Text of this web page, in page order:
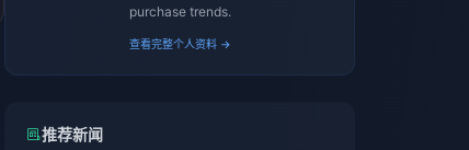
purchase trends.
查看完整个人资料 →
推荐新闻